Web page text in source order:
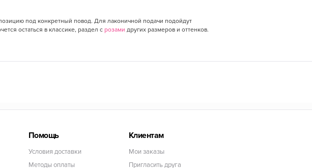
под конкретный повод. Для лаконичной подачи подойдут
остаться в классике, раздел с розами других размеров и оттенков.
Помощь
Условия доставки
Методы оплаты
Клиентам
Мои заказы
Пригласить друга